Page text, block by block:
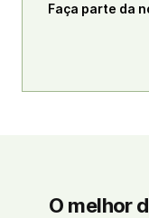
Faça parte da
O melhor